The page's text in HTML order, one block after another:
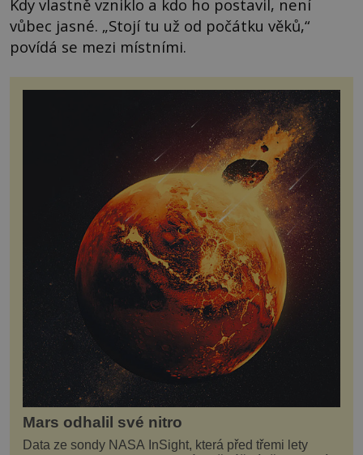
Kdy vlastně vzniklo a kdo ho postavil, není
vůbec jasné. „Stojí tu už od počátku věků,“
povídá se mezi místními.
Mars odhalil své nitro
Data ze sondy NASA InSight, která před třemi lety